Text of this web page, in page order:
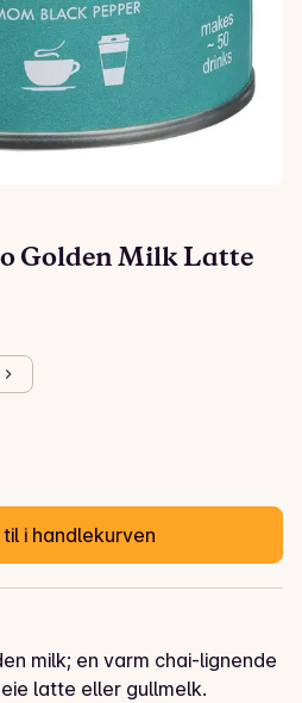
Golden Milk Latte
kr
i handlekurven
milk; en varm chai-lignende
latte eller gullmelk.